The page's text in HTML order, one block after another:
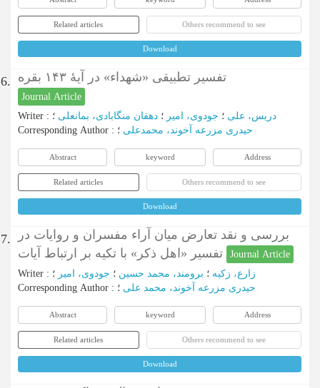
Related articles Others recommend to see
Download
6. تفسیر تطبیقی «شهداء» در آیۀ ۱۴۳ بقره
Journal Article
Writer : دریس، علی ؛ جودوی، امیر ؛ دهقان منگابادی، بمانعلی ؛
Corresponding Author : حیدری مزرعه آخوند، محمدعلی ؛
Abstract keyword Address
Related articles Others recommend to see
Download
7.
بررسی و نقد تعارض میان آراء مفسران و روایات در
Journal Article
Writer : زارع، زکیه ؛ برومند، محمد حسین ؛ جودوی، امیر ؛
Corresponding Author : حیدری مزرعه آخوند، محمد علی ؛
Abstract keyword Address
Related articles Others recommend to see
Download